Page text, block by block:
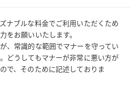
。無料でご利用いただけますが、あ
続できなかった場合でも、サポート
あらかじめご了承ください。
変更は可能ですが、利用後は必ず元
点検が入ることがあります。その際
ナブルな料金でご利用いただくため
をお願いいたします。
、常識的な範囲でマナーを守ってい
どうしてもマナーが非常に悪い方が
で、そのために記述しておりま